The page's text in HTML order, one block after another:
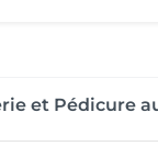
et Pédicure